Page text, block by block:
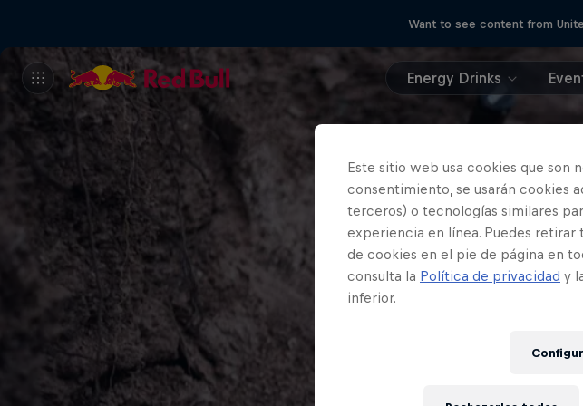
Want to see content from
Energy Drinks
Este sitio web usa cookies que son
consentimiento, se usarán cookies
terceros) o tecnologías similares
experiencia en línea. Puedes
de cookies en el pie de página en
consulta la Política de privacidad y
inferior.